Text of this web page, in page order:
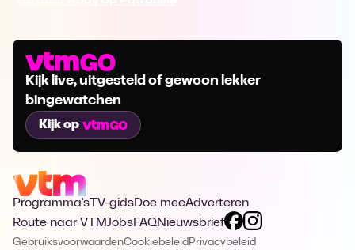
Kijk live, uitgesteld of gewoon lekker
bingewatchen
Kijk op
Programma's TV-gidsDoe meeAdverteren
Route naar VTMJobsFAQNieuwsbrief
GebruiksvoorwaardenCookiebeleid Privacybeleid